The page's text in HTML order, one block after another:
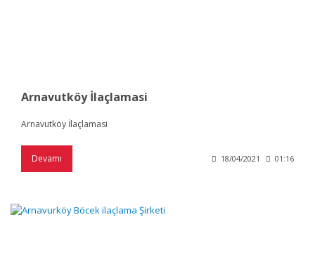
Arnavutköy İlaçlamasi
Arnavutköy İlaçlamasi
Devamı 18/04/2021 01:16